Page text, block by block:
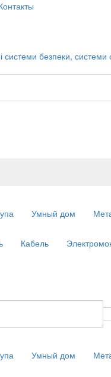
Умный дом
Кабель
Умный дом